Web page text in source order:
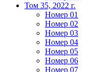
Том 35, 2022 г.
Номер 01
Номер 02
Номер 03
Номер 04
Номер 05
Номер 06
Номер 07